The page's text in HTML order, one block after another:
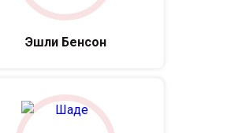
Эшли Бенсон